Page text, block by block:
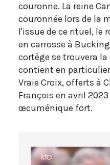
couronne. La reine
couronnée lors de la
l'issue de ce rituel, le
en carrosse à
cortège se trouvera la
contient en
Vraie Croix, offerts à
François en avril
œcuménique fort.